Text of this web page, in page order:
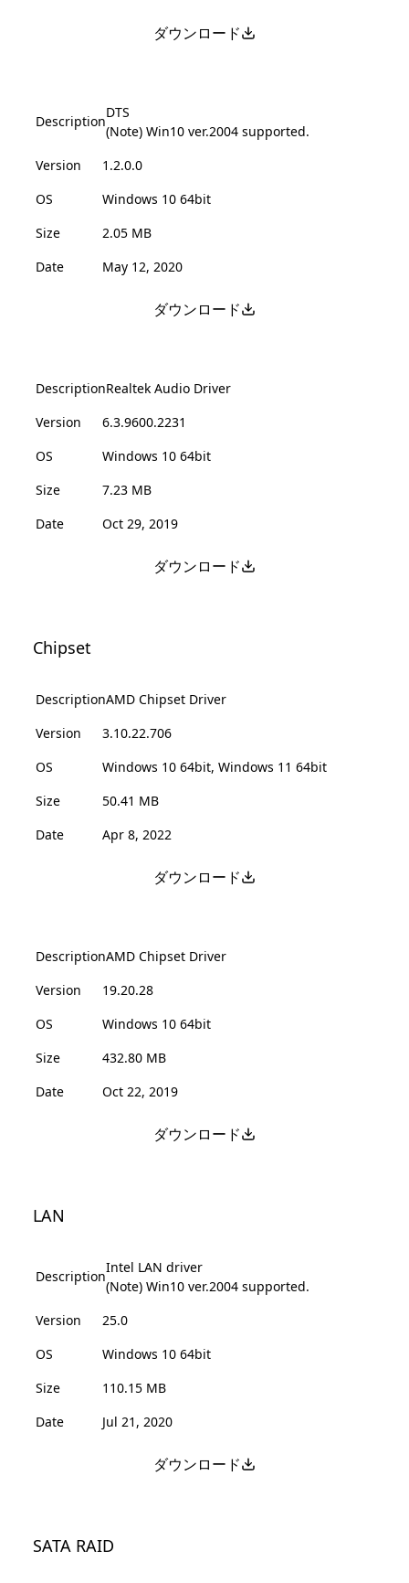
ダウンロード
Description
DTS
(Note) Win10 ver.2004 supported.
Version
1.2.0.0
OS
Windows 10 64bit
Size
2.05 MB
Date
May 12, 2020
ダウンロード
DescriptionRealtek Audio Driver
Version
6.3.9600.2231
OS
Windows 10 64bit
Size
7.23 MB
Date
Oct 29, 2019
ダウンロード
Chipset
DescriptionAMD Chipset Driver
Version
3.10.22.706
OS
Windows 10 64bit, Windows 11 64bit
Size
50.41 MB
Date
Apr 8, 2022
ダウンロード
DescriptionAMD Chipset Driver
Version
19.20.28
OS
Windows 10 64bit
Size
432.80 MB
Date
Oct 22, 2019
ダウンロード
LAN
Description
Intel LAN driver
(Note) Win10 ver.2004 supported.
Version
25.0
OS
Windows 10 64bit
Size
110.15 MB
Date
Jul 21, 2020
ダウンロード
SATA RAID